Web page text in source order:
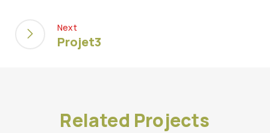
Next
Projet3
Related Projects